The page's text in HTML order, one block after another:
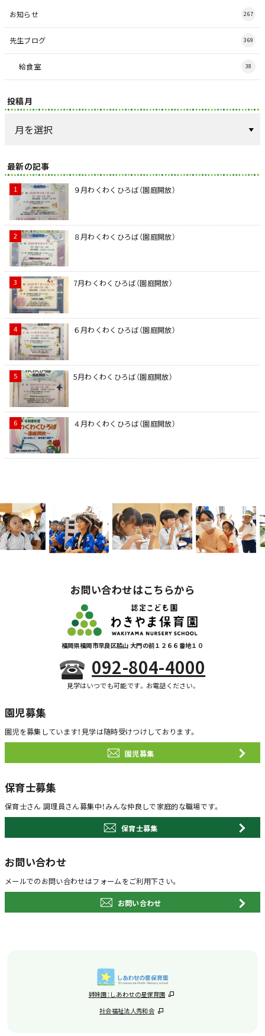
お知らせ 267
先生ブログ 369
給食室 38
投稿月
最新の記事
９月わくわくひろば（園庭開放）
８月わくわくひろば（園庭開放）
7月わくわくひろば（園庭開放）
６月わくわくひろば（園庭開放）
5月わくわくひろば（園庭開放）
４月わくわくひろば（園庭開放）
お問い合わせはこちらから
福岡県福岡市早良区脇山 大門の前１２６６番地１０
092-804-4000
見学はいつでも可能です。お電話ください。
園児募集
園児を募集しています！ 見学は随時受けつけしております。
園児募集
保育士募集
保育士さん 調理員さん募集中！みんな仲良しで家庭的な職場です。
保育士募集
お問い合わせ
メールでのお問い合わせはフォームをご利用下さい。
お問い合わせ
姉妹園：しあわせの星保育園
社会福祉法人秀和会